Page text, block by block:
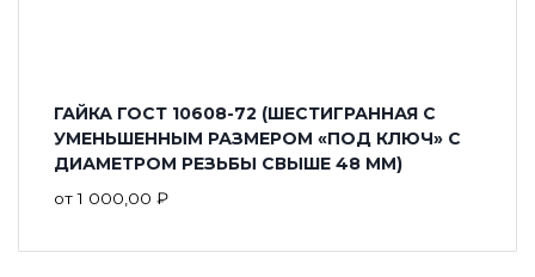
ГАЙКА ГОСТ 10608-72 (ШЕСТИГРАННАЯ С
УМЕНЬШЕННЫМ РАЗМЕРОМ «ПОД КЛЮЧ» С
ДИАМЕТРОМ РЕЗЬБЫ СВЫШЕ 48 ММ)
от1 000,00 ₽